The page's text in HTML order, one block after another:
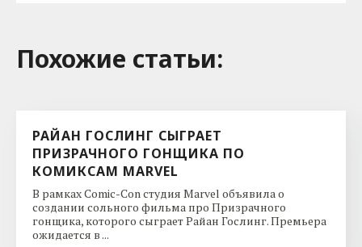
Похожие cтатьи:
РАЙАН ГОСЛИНГ СЫГРАЕТ
ПРИЗРАЧНОГО ГОНЩИКА ПО
КОМИКСАМ MARVEL
В рамках Comic-Con студия Marvel объявила о
создании сольного фильма про Призрачного
гонщика, которого сыграет Райан Гослинг. Премьера
ожидается в ...